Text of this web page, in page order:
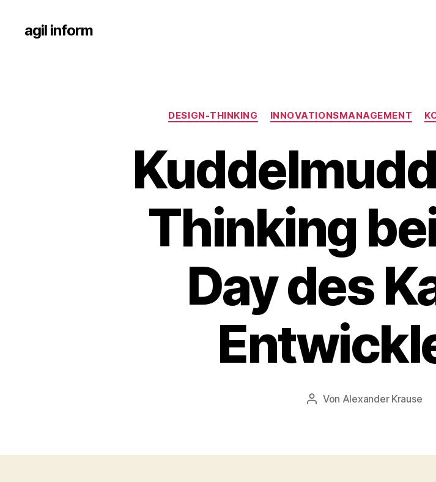
agil inform
DESIGN-THINKING INNOVATIONSMANAGEMENT
Thinking
Day des
Beitragsautor
Von Alexander Krause